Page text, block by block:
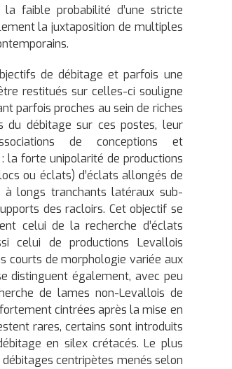
faible probabilité d’une stricte
la juxtaposition de multiples
de débitage et parfois une
restitués sur celles-ci souligne
parfois proches au sein de riches
du débitage sur ces postes, leur
de conceptions et
la forte unipolarité de productions
ou éclats) d’éclats allongés de
à longs tranchants latéraux sub-
des racloirs. Cet objectif se
celui de la recherche d’éclats
celui de productions Levallois
courts de morphologie variée aux
distinguent également, avec peu
de lames non-Levallois de
cintrées après la mise en
rares, certains sont introduits
en silex crétacés. Le plus
centripètes menés selon